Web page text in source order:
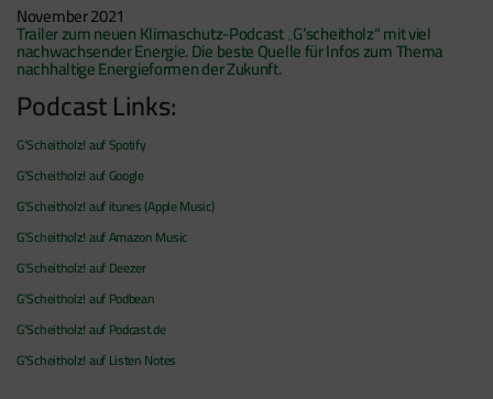
November 2021
Trailer zum neuen Klimaschutz-Podcast „G’scheitholz“ mit viel
nachwachsender Energie. Die beste Quelle für Infos zum Thema
nachhaltige Energieformen der Zukunft.
Podcast Links:
G’Scheitholz! auf Spotify
G’Scheitholz! auf Google
G’Scheitholz! auf itunes (Apple Music)
G’Scheitholz! auf Amazon Music
G’Scheitholz! auf Deezer
G’Scheitholz! auf Podbean
G’Scheitholz! auf Podcast.de
G’Scheitholz! auf Listen Notes